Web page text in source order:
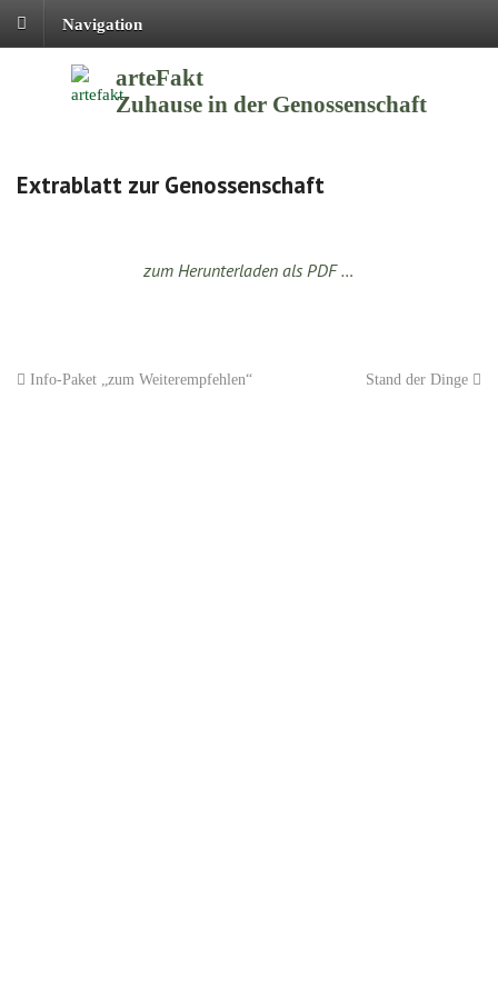
Navigation
arteFakt
Zuhause in der Genossenschaft
Extrablatt zur Genossenschaft
zum Herunterladen als PDF …
Info-Paket „zum Weiterempfehlen“ Stand der Dinge